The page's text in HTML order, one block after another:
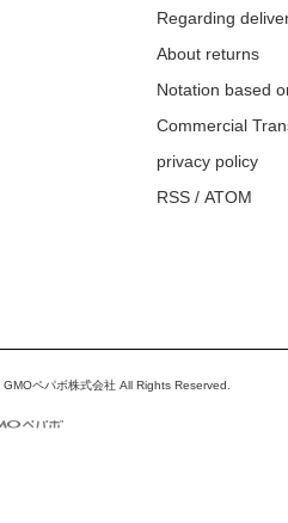
Regarding
About returns
Notation based
Commercial
privacy policy
RSS / ATOM
GMOペパボ株式会社 All Rights Reserved.